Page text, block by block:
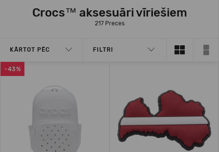
Crocs™ aksesuāri vīriešiem
217 Preces
KĀRTOT PĒC FILTRI
-43%